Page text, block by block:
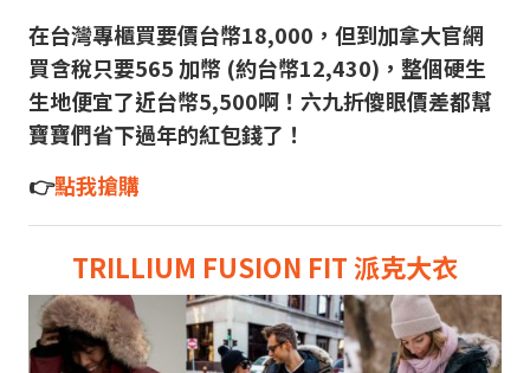
在台灣專櫃買要價台幣18,000，但到加拿大官網
買含稅只要565 加幣 (約台幣12,430)，整個硬生
生地便宜了近台幣5,500啊！六九折傻眼價差都幫
寶寶們省下過年的紅包錢了！
👉點我搶購
TRILLIUM FUSION FIT 派克大衣